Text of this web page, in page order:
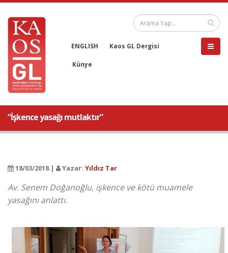
ENGLISH Kaos GL Dergisi
Künye
“İşkence yasağı mutlaktır”
18/03/2018 | Yazar: Yıldız Tar
Av. Senem Doğanoğlu, işkence ve kötü muamele
yasağını anlattı.